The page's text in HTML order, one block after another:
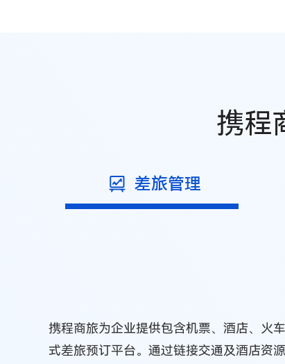
携程
差旅管理
携程商旅为企业提供包含机票、酒店、火
式差旅预订平台。通过链接交通及酒店资